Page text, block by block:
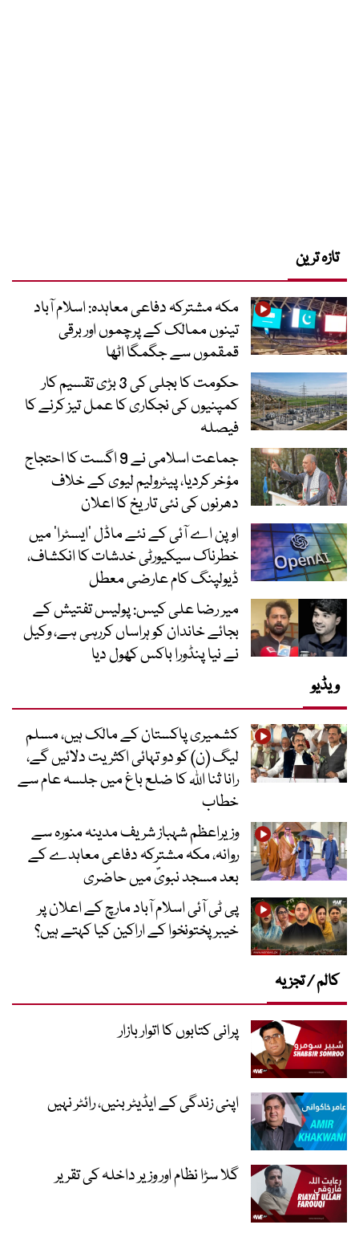
تازہ ترین
مکہ مشترکہ دفاعی معاہدہ: اسلام آباد
تینوں ممالک کے پرچموں اور برقی
قمقموں سے جگمگا اٹھا
حکومت کا بجلی کی 3 بڑی تقسیم کار
کمپنیوں کی نجکاری کا عمل تیز کرنے کا
فیصلہ
جماعت اسلامی نے 9 اگست کا احتجاج
مؤخر کردیا، پیٹرولیم لیوی کے خلاف
دھرنوں کی نئی تاریخ کا اعلان
اوپن اے آئی کے نئے ماڈل ’ایسٹرا‘ میں
خطرناک سیکیورٹی خدشات کا انکشاف،
ڈیولپنگ کام عارضی معطل
میر رضا علی کیس: پولیس تفتیش کے
بجائے خاندان کو ہراساں کررہی ہے، وکیل
نے نیا پنڈورا باکس کھول دیا
ویڈیو
کشمیری پاکستان کے مالک ہیں، مسلم
لیگ (ن) کو دو تہائی اکثریت دلائیں گے،
رانا ثنا اللہ کا ضلع باغ میں جلسہ عام سے
خطاب
وزیراعظم شہباز شریف مدینہ منورہ سے
روانہ، مکہ مشترکہ دفاعی معاہدے کے
بعد مسجد نبویؐ میں حاضری
پی ٹی آئی اسلام آباد مارچ کے اعلان پر
خیبر پختونخوا کے اراکین کیا کہتے ہیں؟
کالم / تجزیہ
پرانی کتابوں کا اتوار بازار
اپنی زندگی کے ایڈیٹر بنیں، رائٹر نہیں
گلا سڑا نظام اور وزیر داخلہ کی تقریر